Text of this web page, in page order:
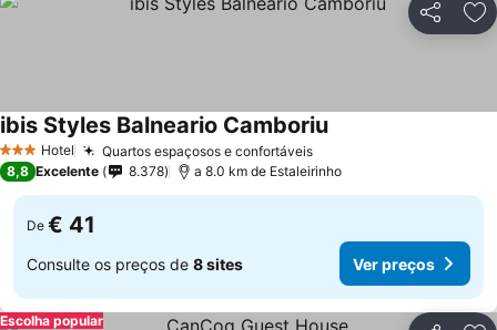
Partilhar
3 EstrelasHotel Quartos espaçosos e confortáveis
ibis Styles Balneario Camboriu
8,8 Excelente 8.378 a 8.0 km de Estaleirinho
De € 41
Consulte os preços de 8 sites Ver preços
Escolha popular